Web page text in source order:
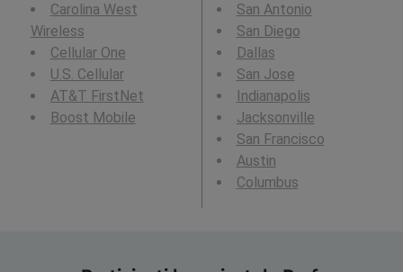
Carolina West
Wireless
Cellular One
U.S. Cellular
AT&T FirstNet
Boost Mobile
San Antonio
San Diego
Dallas
San Jose
Indianapolis
Jacksonville
San Francisco
Austin
Columbus